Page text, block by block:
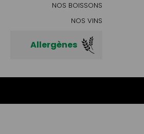
NOS BOISSONS
NOS VINS
Allergènes